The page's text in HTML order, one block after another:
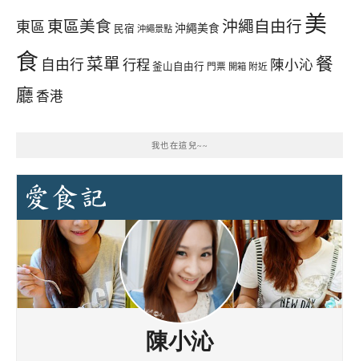
東區 東區美食 民宿 沖繩景點 沖繩美食 沖繩自由行 美
食 自由行 菜單 行程 釜山自由行 門票 開箱 附近 陳小沁 餐
廳 香港
我也在這兒~~